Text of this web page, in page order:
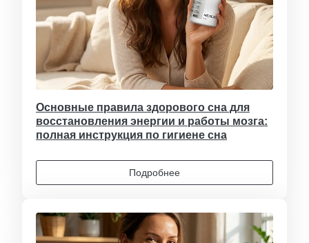
Основные правила здорового сна для
восстановления энергии и работы мозга:
полная инструкция по гигиене сна
Подробнее